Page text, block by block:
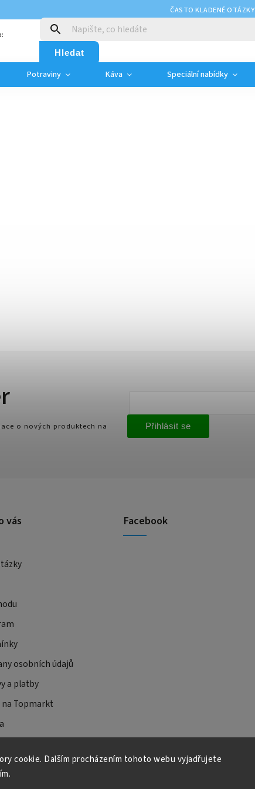
cookie. Dalším procházením tohoto webu vyjadřujete
ČASTO KLADENÉ OTÁZKY
Hledat
Potraviny Káva Speciální nabídky
o nových produktech na
Přihlásit se
vás
osobních údajů
a platby
Topmarkt
Facebook